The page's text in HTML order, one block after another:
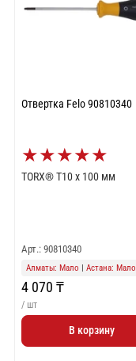
Отвертка Felo 90810340
★★★★★
TORX® T10 x 100 мм
Арт.: 90810340
Алматы: Мало | Астана: Мало
4 070 ₸
/ шт
В корзину